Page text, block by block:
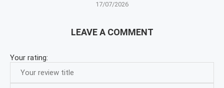
17/07/2026
LEAVE A COMMENT
Your rating: